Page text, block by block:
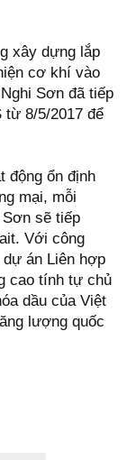
xây dựng lắp
cơ khí vào
Sơn đã tiếp
từ 8/5/2017 để
động ổn định
mại, mỗi
Sơn sẽ tiếp
Với công
án Liên hợp
cao tính tự chủ
dầu của Việt
lượng quốc